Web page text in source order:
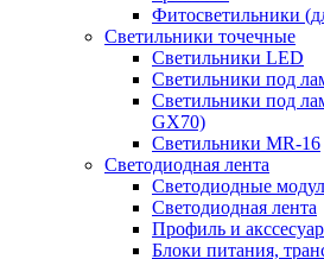
Фитосветильники
Светильники точечные
Светильники LED
Светильники под
Светильники под
GX70)
Светильники MR-16
Светодиодная лента
Светодиодные
Светодиодная лента
Профиль и
Блоки питания,